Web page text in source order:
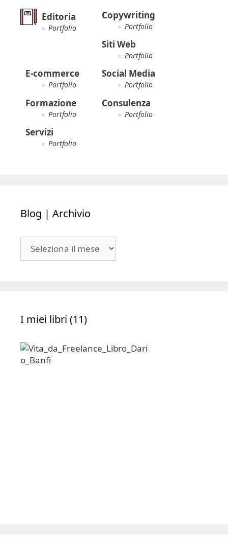
Editoria
Portfolio
Copywriting
Portfolio
Siti Web
Portfolio
E-commerce
Portfolio
Social Media
Portfolio
Formazione
Portfolio
Consulenza
Portfolio
Servizi
Portfolio
Blog | Archivio
I miei libri (11)